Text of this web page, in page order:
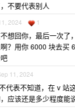
不要代表别人
2024 1
想回你，最后一次了
？用你 6000 块去买
11, 2024
代表不知道，在 v 站
应该还是多少程度能